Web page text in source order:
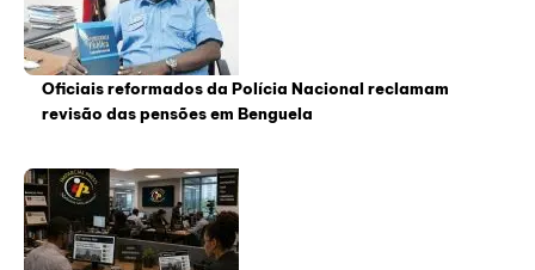
Oficiais reformados da Polícia Nacional reclamam
revisão das pensões em Benguela